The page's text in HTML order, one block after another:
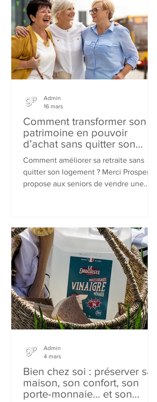
composées avec un maximum
d’ingrédients d’origine naturelle, le tout
à prix direct usine. Une approche qui
allie qualité, engagement et acces
Comment transformer son
patrimoine en pouvoir
d’achat sans quitter son
logement ?
Comment améliorer sa retraite sans
quitter son logement ? Merci Prosper
propose aux seniors de vendre une
innovante, expliquée par Thibault
Corvaisier, pour transformer un
patrimoine souvent dormant en levier
de liberté et de qualité de vie.
Admin
16 mars
Bien chez soi : préserver sa
maison, son confort, son
porte-monnaie… et son
Admin
4 mars